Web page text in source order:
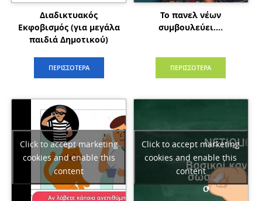
Διαδικτυακός
Εκφοβισμός (για μεγάλα
παιδιά Δημοτικού)
ΠΕΡΙΣΣΟΤΕΡΑ
Το πανελ νέων
συμβουλεύει….
ΠΕΡΙΣΣΟΤΕΡΑ
Click to accept marketing
cookies and enable this
content
Click to accept marketing
cookies and enable this
content